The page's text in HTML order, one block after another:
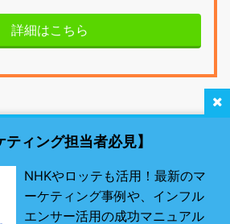
詳細はこちら
ケティング研究所 by misosil
ティング担当者必見】
NHKやロッテも活用！最新のマ
ーケティング事例や、インフル
エンサー活用の成功マニュアル